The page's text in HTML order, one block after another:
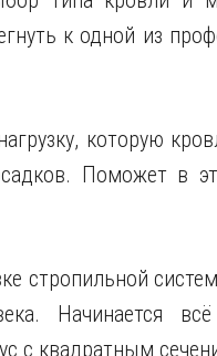
к одной из
которую
Поможет в
стропильной
Начинается
с квадратным